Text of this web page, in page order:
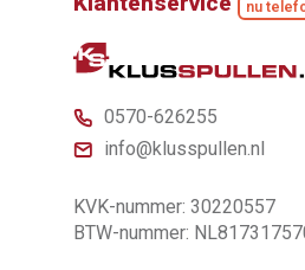
nu
0570-626255
info@klusspullen.nl
KVK-nummer: 30220557
BTW-nummer: